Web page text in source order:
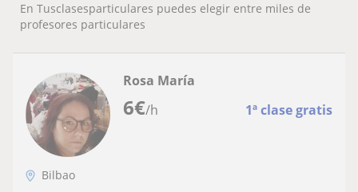
En Tusclasesparticulares puedes elegir entre miles de
profesores particulares
6€/h 1ª clase gratis
Rosa María
Bilbao